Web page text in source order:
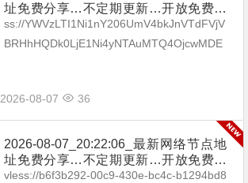
址免费分享…不定期更新…开放免费分
享（网络免费节点香港|日本|韩国|新加
坡|台湾|马来西亚|…
ss://YWVzLTI1Ni1nY206UmV4bkJnVTdFVjV
BRHhHQDk0LjE1Ni4yNTAuMTQ4OjcwMDE
2026-08-07 36
2026-08-07_20:22:06_最新网络节点地
址免费分享…不定期更新…开放免费分
享（网络免费节点香港|日本|韩国|新加
vless://b6f3b292-00c9-430e-bc4c-b1294bd8